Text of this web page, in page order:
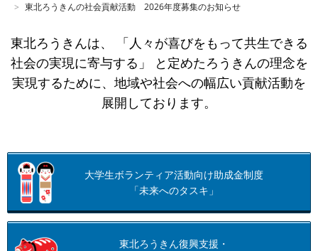
東北ろうきんの社会貢献活動 2026年度募集のお知らせ
東北ろうきんは、
「人々が喜びをもって共生できる
社会の実現に寄与する」
と定めたろうきんの理念を
実現するために、地域や社会への幅広い貢献活動を
展開しております。
大学生ボランティア活動向け助成金制度
「未来へのタスキ」
東北ろうきん復興支援・